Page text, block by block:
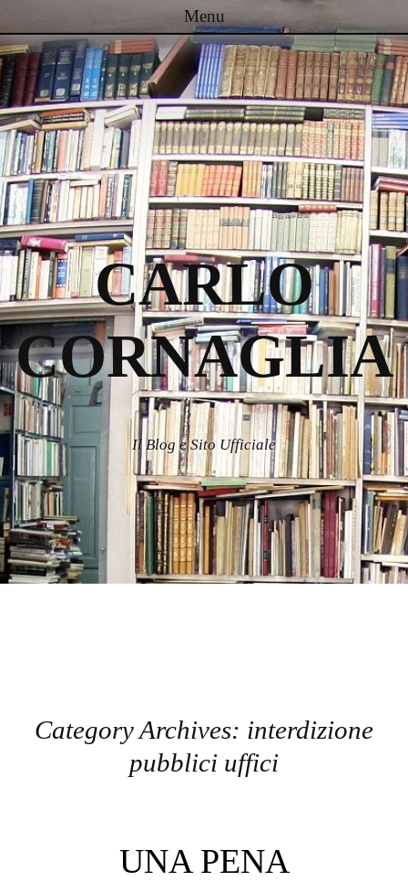
CARLO
CORNAGLIA
Il Blog e Sito Ufficiale
Menu
Passa al contenuto
Category Archives: interdizione
pubblici uffici
UNA PENA